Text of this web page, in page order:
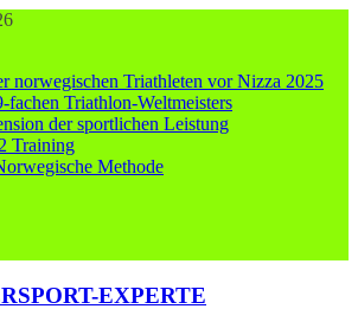
norwegischen Triathleten vor Nizza 2025
fachen Triathlon-Weltmeisters
der sportlichen Leistung
Training
Methode
EXPERTE